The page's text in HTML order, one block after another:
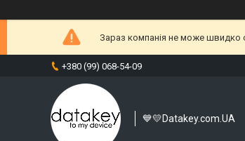
Зараз компанія не може швидко
+380 (99) 068-54-09
💙💛Datakey.com.UA